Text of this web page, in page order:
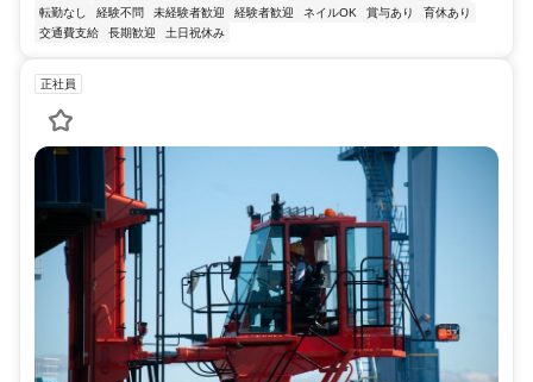
転勤なし
経験不問 未経験者歓迎 経験者歓迎 ネイルOK 賞与あり
育休あり
交通費支給
長期歓迎 土日祝休み
正社員